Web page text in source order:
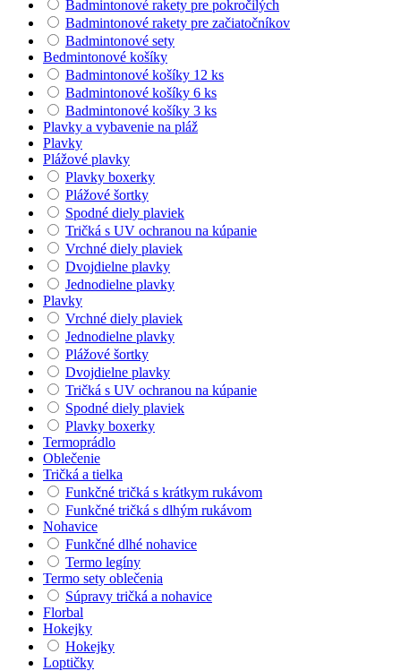
Badmintonové rakety pre pokročilých
Badmintonové rakety pre začiatočníkov
Badmintonové sety
Bedmintonové košíky
Badmintonové košíky 12 ks
Badmintonové košíky 6 ks
Badmintonové košíky 3 ks
Plavky a vybavenie na pláž
Plavky
Plážové plavky
Plavky boxerky
Plážové šortky
Spodné diely plaviek
Tričká s UV ochranou na kúpanie
Vrchné diely plaviek
Dvojdielne plavky
Jednodielne plavky
Plavky
Vrchné diely plaviek
Jednodielne plavky
Plážové šortky
Dvojdielne plavky
Tričká s UV ochranou na kúpanie
Spodné diely plaviek
Plavky boxerky
Termoprádlo
Oblečenie
Tričká a tielka
Funkčné tričká s krátkym rukávom
Funkčné tričká s dlhým rukávom
Nohavice
Funkčné dlhé nohavice
Termo legíny
Termo sety oblečenia
Súpravy tričká a nohavice
Florbal
Hokejky
Hokejky
Loptičky